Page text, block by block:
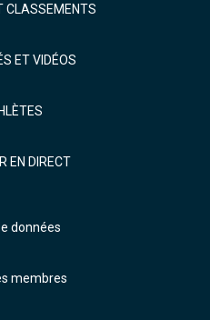
CLASSEMENTS
ET VIDÉOS
EN DIRECT
données
membres